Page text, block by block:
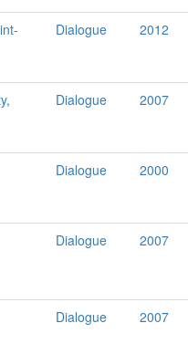
Dialogue 2012
Dialogue 2007
Dialogue 2000
Dialogue 2007
Dialogue 2007